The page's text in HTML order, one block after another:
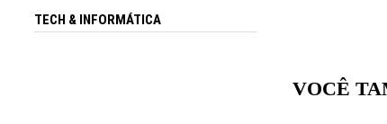
VOCÊ
TECH & INFORMÁTICA